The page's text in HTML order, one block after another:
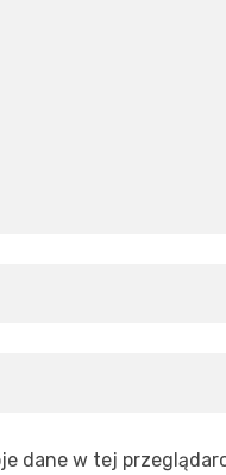
dane w tej